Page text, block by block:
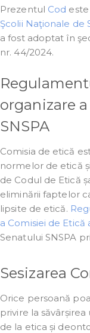
Prezentul Cod
Şcolii Naţionale de
a fost adoptat în
nr. 44/2024.
organizare
SNSPA
Comisia de etică
normelor de etică
de Codul de Etică
eliminării faptelor
lipsite de etică.
a Comisiei de Etică
Senatului SNSPA
Sesizarea
Orice persoană
privire la
de la etica și